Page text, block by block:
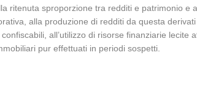
ritenuta sproporzione tra redditi e patrimonio e
alla produzione di redditi da questa
all’utilizzo di risorse finanziarie lecite
pur effettuati in periodi sospetti.